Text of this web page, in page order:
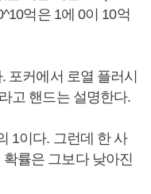
억은 1에 0이 10억
포커에서 로열 플러시
고 핸드는 설명한다.
1이다. 그런데 한 사
률은 그보다 낮아진